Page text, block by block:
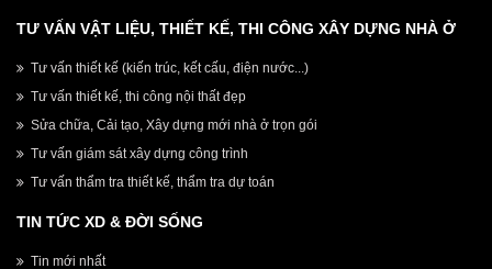
TƯ VẤN VẬT LIỆU, THIẾT KẾ, THI CÔNG XÂY DỰNG NHÀ Ở
Tư vấn thiết kế (kiến trúc, kết cấu, điện nước...)
Tư vấn thiết kế, thi công nội thất đẹp
Sửa chữa, Cải tạo, Xây dựng mới nhà ở trọn gói
Tư vấn giám sát xây dựng công trình
Tư vấn thẩm tra thiết kế, thẩm tra dự toán
TIN TỨC XD & ĐỜI SỐNG
Tin mới nhất